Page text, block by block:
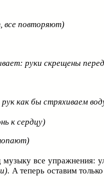
все повторяют)
руки скрещены
как бы стряхиваем
к сердцу)
все упражнения:
А теперь оставим